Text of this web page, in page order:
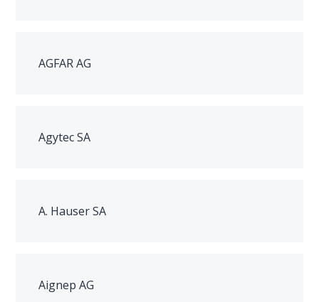
AGFAR AG
Agytec SA
A. Hauser SA
Aignep AG